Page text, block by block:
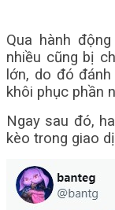
Qua hành
nhiều cũng bị
lớn, do đó
khôi phục phần
Ngay sau đó,
kèo trong giao